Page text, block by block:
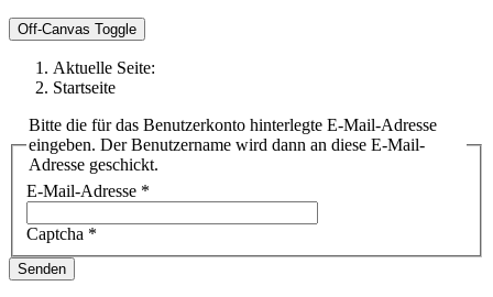
Off-Canvas Toggle
Aktuelle Seite:
Startseite
Bitte die für das Benutzerkonto hinterlegte E-Mail-Adresse
eingeben. Der Benutzername wird dann an diese E-Mail-
Adresse geschickt.
E-Mail-Adresse *
Captcha *
Senden